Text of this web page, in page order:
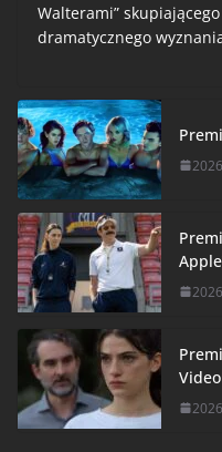
Walterami”
dramatycznego
Video